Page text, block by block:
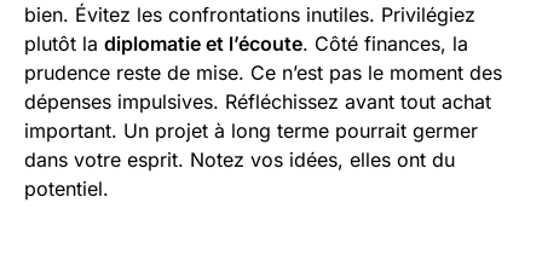
bien. Évitez les confrontations inutiles. Privilégiez
plutôt la diplomatie et l’écoute. Côté finances, la
prudence reste de mise. Ce n’est pas le moment des
dépenses impulsives. Réfléchissez avant tout achat
important. Un projet à long terme pourrait germer
dans votre esprit. Notez vos idées, elles ont du
potentiel.